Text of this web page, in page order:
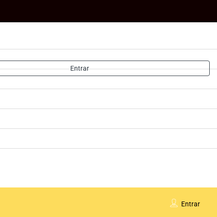
Entrar
Entrar